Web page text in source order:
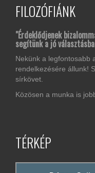
FILOZÓFIÁNK
"Érdeklődjenek
segítünk a jó
Nekünk a legfontosabb
rendelkezésére állunk!
sírkövet.
Közösen a munka is
TÉRKÉP